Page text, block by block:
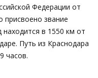
Федерации от
присвоено звание
в 1550 км от
Путь из Краснодара
часов.